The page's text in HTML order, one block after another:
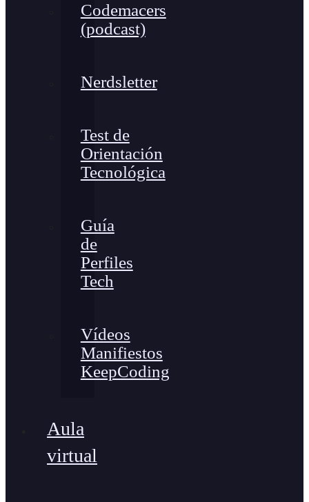
Codemacers
(podcast)
Nerdsletter
Test de
Orientación
Tecnológica
Guía
de
Perfiles
Tech
Vídeos
Manifiestos
KeepCoding
Aula
virtual